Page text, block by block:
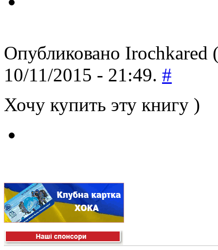
Опубликовано Irochkared
10/11/2015 - 21:49. #
Хочу купить эту книгу )